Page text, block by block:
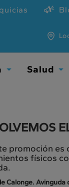
Salud
promoción es
físicos
Calonge. Avinguda